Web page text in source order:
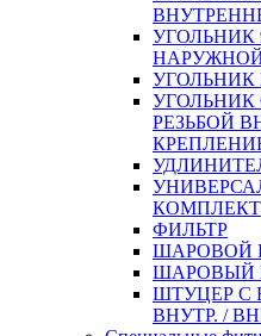
УГОЛЬНИК
НАРУЖНОЙ
РЕЗЬБОЙ
КОМПЛЕКТ
ФИЛЬТР
ШАРОВОЙ
ШАРОВЫЙ
ШТУЦЕР С
ВНУТР. /